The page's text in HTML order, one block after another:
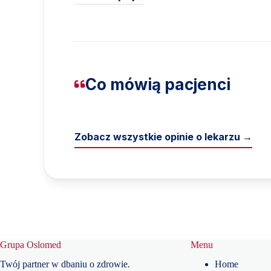
Co mówią pacjenci
Zobacz wszystkie opinie o lekarzu →
Grupa Oslomed
Twój partner w dbaniu o zdrowie.
Menu
Home